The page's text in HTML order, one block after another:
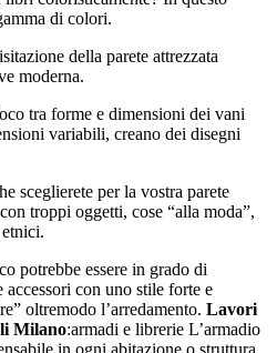
di colori.
della parete attrezzata
moderna.
tra forme e dimensioni dei vani
variabili, creano dei disegni
sceglierete per la vostra parete
troppi oggetti, cose “alla moda”,
potrebbe essere in grado di
accessori con uno stile forte e
oltremodo l’arredamento. Lavori
Milano:armadi e librerie L’armadio
in ogni abitazione o struttura